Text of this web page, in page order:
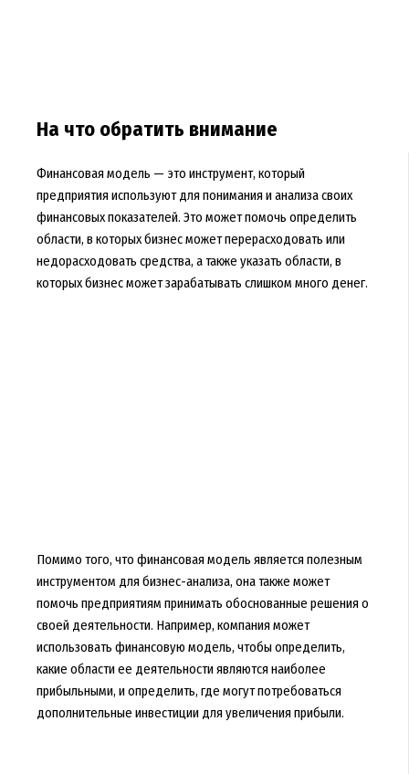
На что обратить внимание
Финансовая модель — это инструмент, который
предприятия используют для понимания и анализа своих
финансовых показателей. Это может помочь определить
области, в которых бизнес может перерасходовать или
недорасходовать средства, а также указать области, в
которых бизнес может зарабатывать слишком много денег.
Помимо того, что финансовая модель является полезным
инструментом для бизнес-анализа, она также может
помочь предприятиям принимать обоснованные решения о
своей деятельности. Например, компания может
использовать финансовую модель, чтобы определить,
какие области ее деятельности являются наиболее
прибыльными, и определить, где могут потребоваться
дополнительные инвестиции для увеличения прибыли.